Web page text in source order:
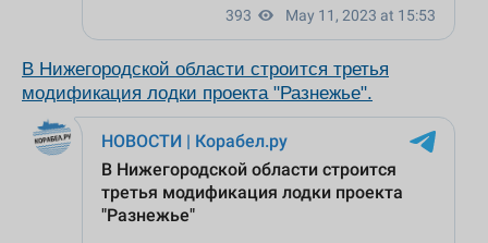
В Нижегородской области строится третья
модификация лодки проекта "Разнежье".